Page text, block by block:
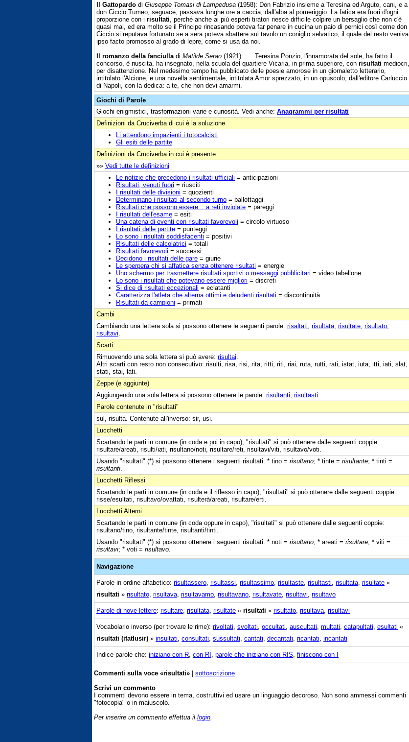
Il Gattopardo di Giuseppe Tomasi di Lampedusa (1958): Don Fabrizio insieme a Teresina ed Arguto, cani, e a
don Ciccio Tumeo, seguace, passava lunghe ore a caccia, dall'alba al pomeriggio. La fatica era fuori d'ogni
proporzione con i risultati , perché anche ai più esperti tiratori riesce difficile colpire un bersaglio che non c'è
quasi mai, ed era molto se il Principe rincasando poteva far penare in cucina un paio di pernici così come don
Ciccio si reputava fortunato se a sera poteva sbattere sul tavolo un coniglio selvatico, il quale del resto veniva
ipso facto promosso al grado di lepre, come si usa da noi.
Il romanzo della fanciulla di Matilde Serao (1921): .... Teresina Ponzio, l'innamorata del sole, ha fatto il
concorso, è riuscita, ha insegnato, nella scuola del quartiere Vicaria, in prima superiore, con risultati mediocri,
per disattenzione. Nel medesimo tempo ha pubblicato delle poesie amorose in un giornaletto letterario,
intitolato l'Alcione, e una novella sentimentale, intitolata Amor sprezzato, in un opuscolo, dall'editore Carluccio
di Napoli, con la dedica: a te, che non devi amarmi.
Giochi di Parole
Giochi enigmistici, trasformazioni varie e curiosità. Vedi anche: Anagrammi per risultati
Definizioni da Cruciverba di cui è la soluzione
Li attendono impazienti i totocalcisti
Gli esiti delle partite
Definizioni da Cruciverba in cui è presente
»» Vedi tutte le definizioni
Le notizie che precedono i risultati ufficiali = anticipazioni
Risultati, venuti fuori = riusciti
I risultati delle divisioni = quozienti
Determinano i risultati al secondo turno = ballottaggi
Risultati che possono essere... a reti inviolate = pareggi
I risultati dell'esame = esiti
Una catena di eventi con risultati favorevoli = circolo virtuoso
I risultati delle partite = punteggi
Lo sono i risultati soddisfacenti = positivi
Risultati delle calcolatrici = totali
Risultati favorevoli = successi
Decidono i risultati delle gare = giurie
Le sperpera chi si affatica senza ottenere risultati = energie
Uno schermo per trasmettere risultati sportivi o messaggi pubblicitari = video tabellone
Lo sono i risultati che potevano essere migliori = discreti
Si dice di risultati eccezionali = eclatanti
Caratterizza l'atleta che alterna ottimi e deludenti risultati = discontinuità
Risultati da campioni = primati
Cambi
Cambiando una lettera sola si possono ottenere le seguenti parole: risaltati risultata risultate risultato
risultavi
Scarti
Rimuovendo una sola lettera si può avere: risultai
Altri scarti con resto non consecutivo: risulti, risa, risi, rita, ritti, riti, riai, ruta, rutti, rati, istat, iuta, itti, iati, slat,
stati, stai, lati.
Zeppe (e aggiunte)
Aggiungendo una sola lettera si possono ottenere le parole: risultanti risultasti
Parole contenute in "risultati"
sul, risulta. Contenute all'inverso: sir, usi.
Lucchetti
Scartando le parti in comune (in coda e poi in capo), "risultati" si può ottenere dalle seguenti coppie:
risultare/areati, risulti/iati, risultano/noti, risultare/reti, risultavi/viti, risultavo/voti.
Usando "risultati" (*) si possono ottenere i seguenti risultati: * tino = risultano; * tinte = risultante; * tinti =
risultanti
Lucchetti Riflessi
Scartando le parti in comune (in coda e il riflesso in capo), "risultati" si può ottenere dalle seguenti coppie:
risse/esultati, risultavo/ovattati, risulterà/areati, risultare/erti.
Lucchetti Alterni
Scartando le parti in comune (in coda oppure in capo), "risultati" si può ottenere dalle seguenti coppie:
risultano/tino, risultante/tinte, risultanti/tinti.
Usando "risultati" (*) si possono ottenere i seguenti risultati: * noti = risultano; * areati = risultare; * viti =
risultavi; * voti = risultavo
Navigazione
Parole in ordine alfabetico: risultassero risultassi risultassimo risultaste risultasti risultata risultate «
risultati » risultato risultava risultavamo risultavano risultavate risultavi risultavo
Parole di nove lettere: risultare risultata risultate « risultati » risultato risultava risultavi
Vocabolario inverso (per trovare le rime): rivoltati svoltati occultati auscultati multati catapultati esultati «
risultati (itatlusir) » insultati consultati sussultati cantati decantati ricantati incantati
Indice parole che: iniziano con R con RI parole che iniziano con RIS finiscono con I
Commenti sulla voce «risultati» | sottoscrizione
Scrivi un commento
I commenti devono essere in tema, costruttivi ed usare un linguaggio decoroso. Non sono ammessi commenti
"fotocopia" o in maiuscolo.
Per inserire un commento effettua il login